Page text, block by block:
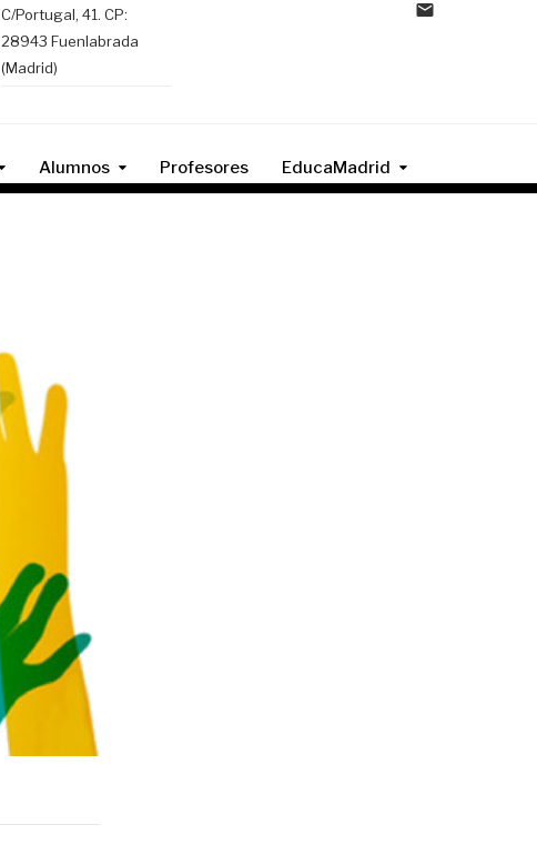
C/Portugal, 41. CP:
28943 Fuenlabrada
(Madrid)
Alumnos Profesores EducaMadrid